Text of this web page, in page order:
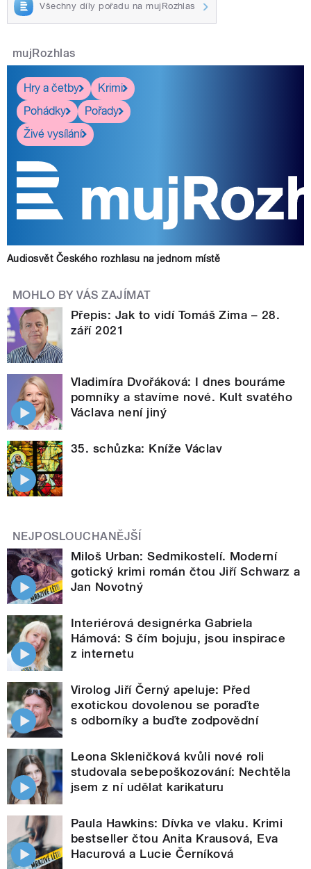
Všechny díly pořadu na mujRozhlas
mujRozhlas
Hry a četby
Krimi
Pohádky
Pořady
Živé vysílání
Audiosvět Českého rozhlasu na jednom místě
MOHLO BY VÁS ZAJÍMAT
Přepis: Jak to vidí Tomáš Zima – 28.
září 2021
Vladimíra Dvořáková: I dnes bouráme
pomníky a stavíme nové. Kult svatého
Václava není jiný
35. schůzka: Kníže Václav
NEJPOSLOUCHANĚJŠÍ
Miloš Urban: Sedmikostelí. Moderní
gotický krimi román čtou Jiří Schwarz a
Jan Novotný
Interiérová designérka Gabriela
Hámová: S čím bojuju, jsou inspirace
z internetu
Virolog Jiří Černý apeluje: Před
exotickou dovolenou se poraďte
s odborníky a buďte zodpovědní
Leona Skleničková kvůli nové roli
studovala sebepoškozování: Nechtěla
jsem z ní udělat karikaturu
Paula Hawkins: Dívka ve vlaku. Krimi
bestseller čtou Anita Krausová, Eva
Hacurová a Lucie Černíková